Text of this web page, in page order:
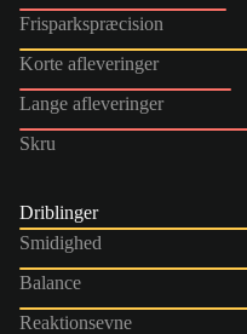
Frisparkspræcision
Korte afleveringer
Lange afleveringer
Skru
Driblinger
Smidighed
Balance
Reaktionsevne